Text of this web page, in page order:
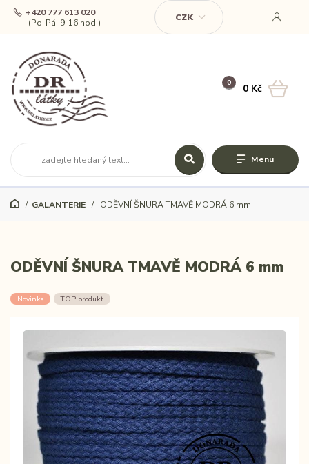
Menu
CZK
+420 777 613 020
(Po-Pá, 9-16 hod.)
0 0 Kč
GALANTERIE ODĚVNÍ ŠNURA TMAVĚ MODRÁ 6 mm
ODĚVNÍ ŠNURA TMAVĚ MODRÁ 6 mm
Novinka TOP produkt